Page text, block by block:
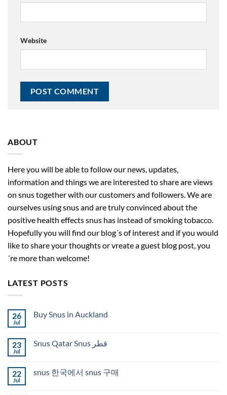
Website
ABOUT
Here you will be able to follow our news, updates,
information and things we are interested to share are views
on snus together with our customers and followers. We are
ourselves using snus and are truly convinced about the
positive health effects snus has instead of smoking tobacco.
Hopefully you will find our blog´s of interest and if you would
like to share your thoughts or vreate a guest blog post, you
´re more than welcome!
LATEST POSTS
26
Jul
Buy Snus in Auckland
Buy
23
Jul
Snus Qatar Snus قطر
Snus
22
Jul
snus 한국에서 snus 구매